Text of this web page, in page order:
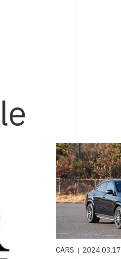
CARS 2024.03.17